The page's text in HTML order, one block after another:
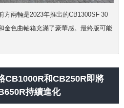
方兩輛是2023年推出的CB1300SF 30
金色曲軸箱充滿了豪華感。最終版可能
CB1000R和CB250R即將
持續進化